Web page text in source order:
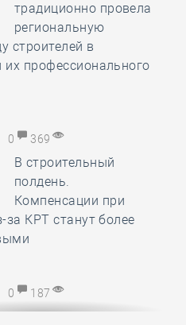
традиционно провела
региональную
строителей в
их профессионального
0 369
В строительный
полдень.
Компенсации при
за КРТ станут более
0 187
Очередной